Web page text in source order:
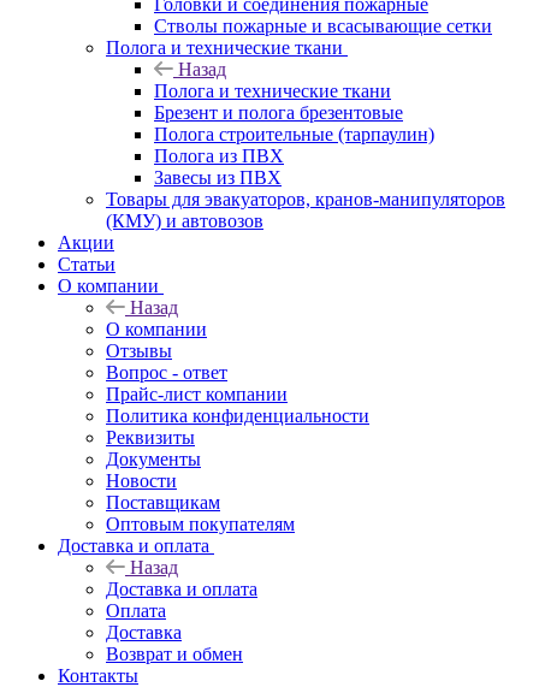
Головки и соединения пожарные
Стволы пожарные и всасывающие сетки
Полога и технические ткани
Назад
Полога и технические ткани
Брезент и полога брезентовые
Полога строительные (тарпаулин)
Полога из ПВХ
Завесы из ПВХ
Товары для эвакуаторов, кранов-манипуляторов
(КМУ) и автовозов
Акции
Статьи
О компании
Назад
О компании
Отзывы
Вопрос - ответ
Прайс-лист компании
Политика конфиденциальности
Реквизиты
Документы
Новости
Поставщикам
Оптовым покупателям
Доставка и оплата
Назад
Доставка и оплата
Оплата
Доставка
Возврат и обмен
Контакты